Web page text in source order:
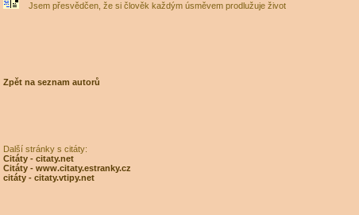
Jsem přesvědčen, že si člověk každým úsměvem prodlužuje život
Zpět na seznam autorů
Další stránky s citáty:
Citáty - citaty.net
Citáty - www.citaty.estranky.cz
citáty - citaty.vtipy.net